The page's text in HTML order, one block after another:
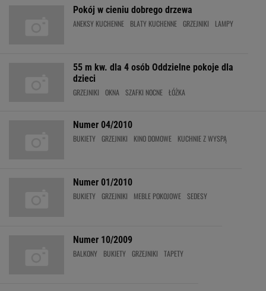
Pokój w cieniu dobrego drzewa
ANEKSY KUCHENNE BLATY KUCHENNE GRZEJNIKI LAMPY
55 m kw. dla 4 osób Oddzielne pokoje dla
dzieci
GRZEJNIKI OKNA SZAFKI NOCNE ŁÓŻKA
Numer 04/2010
BUKIETY GRZEJNIKI KINO DOMOWE KUCHNIE Z WYSPĄ
Numer 01/2010
BUKIETY GRZEJNIKI MEBLE POKOJOWE SEDESY
Numer 10/2009
BALKONY BUKIETY GRZEJNIKI TAPETY